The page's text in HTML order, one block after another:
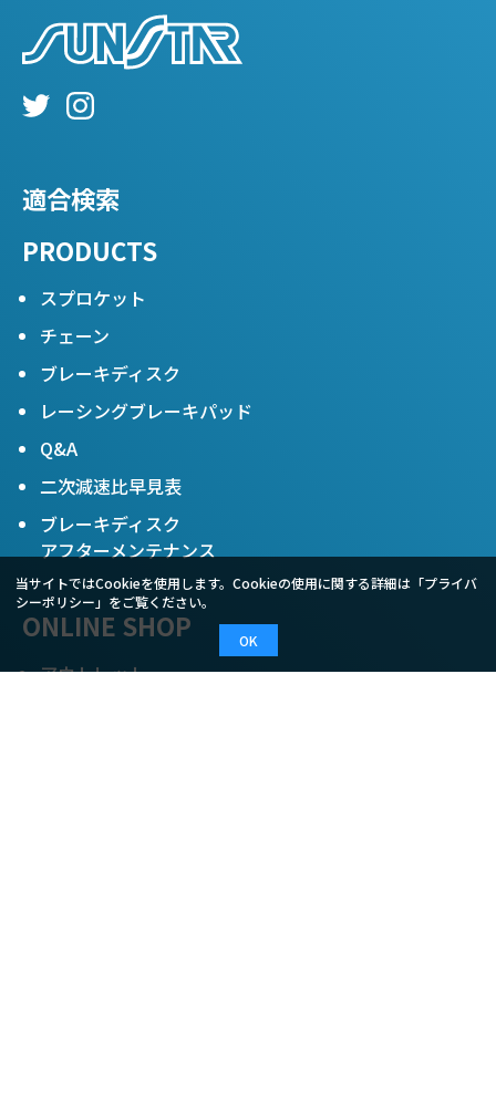
適合検索
PRODUCTS
スプロケット
チェーン
ブレーキディスク
レーシングブレーキパッド
Q&A
二次減速比早見表
ブレーキディスク
アフターメンテナンス
ONLINE SHOP
アウトレット
当サイトではCookieを使用します。Cookieの使用に関する詳細は「プライバ
シーポリシー 」をご覧ください。
OK